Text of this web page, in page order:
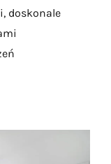
doskonale